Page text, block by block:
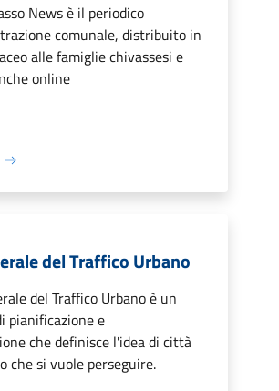
News è il periodico
comunale, distribuito in
alle famiglie chivassesi e
online
del Traffico Urbano
del Traffico Urbano è un
pianificazione e
che definisce l'idea di città
che si vuole perseguire.